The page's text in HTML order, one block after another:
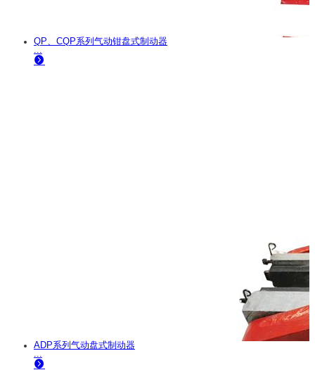
QP、CQP系列气动钳盘式制动器
...
ADP系列气动盘式制动器
...